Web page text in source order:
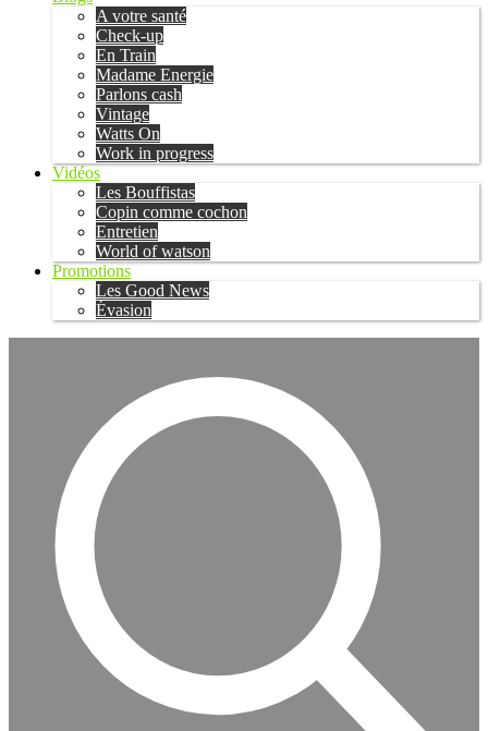
A votre santé
Check-up
En Train
Madame Energie
Parlons cash
Vintage
Watts On
Work in progress
Vidéos
Les Bouffistas
Copin comme cochon
Entretien
World of watson
Promotions
Les Good News
Évasion